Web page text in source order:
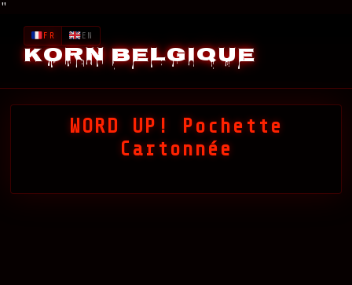
"
Korn Belgique
FR EN
WORD UP! Pochette
Cartonnée